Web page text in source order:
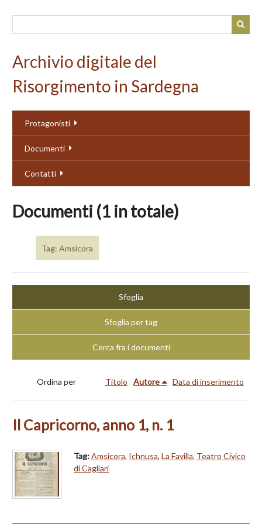
Archivio digitale del
Risorgimento in Sardegna
Protagonisti
Documenti
Contatti
Documenti (1 in totale)
Tag: Amsicora
Sfoglia
Sfoglia per tag
Cerca fra i documenti
Ordina per Titolo Autore Data di inserimento
Il Capricorno, anno 1, n. 1
Tag:Amsicora, Ichnusa, La Favilla, Teatro Civico
di Cagliari